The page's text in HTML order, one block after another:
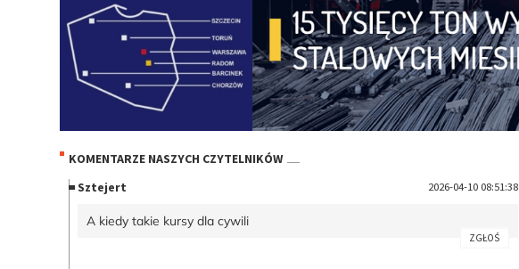
KOMENTARZE NASZYCH CZYTELNIKÓW
Sztejert
2026-04-10 08:51:38
A kiedy takie kursy dla cywili
ZGŁOŚ